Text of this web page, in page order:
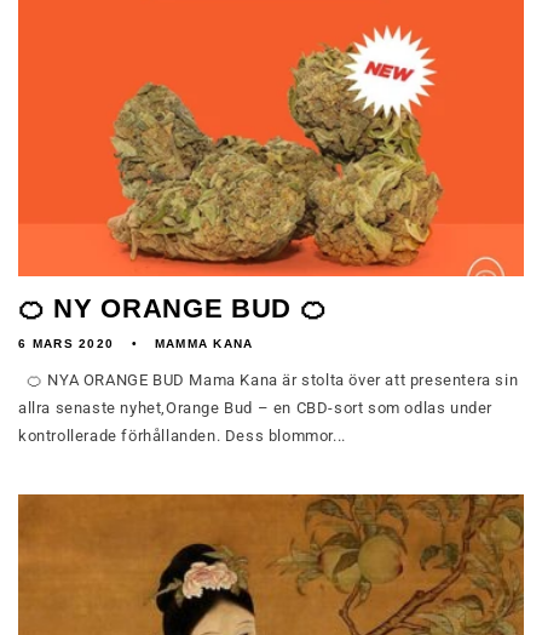
🍊 NY ORANGE BUD 🍊
6 MARS 2020 MAMMA KANA
🍊 NYA ORANGE BUD Mama Kana är stolta över att presentera sin
allra senaste nyhet,Orange Bud – en CBD-sort som odlas under
kontrollerade förhållanden. Dess blommor...